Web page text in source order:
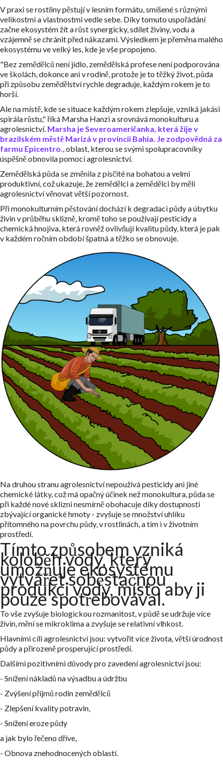
V praxi se rostliny pěstují v lesním formátu, smíšené s různými
velikostmi a vlastnostmi vedle sebe. Díky tomuto uspořádání
začne ekosystém žít a růst synergicky, sdílet živiny, vodu a
vzájemně se chránit před nákazami. Výsledkem je přeměna malého
ekosystému ve velký les, kde je vše propojeno.
"Bez zemědělců není jídlo, zemědělská profese není podporována
ve školách, dokonce ani v rodině, protože je to těžký život, půda
při způsobu zemědělství rychle degraduje, každým rokem je to
horší.
Ale na místě, kde se situace každým rokem zlepšuje, vzniká jakási
spirála růstu," říká Marsha Hanzi a srovnává monokulturu a
agrolesnictví. Marsha je Severoameričanka, která žije v
brazilském městě Marizá v provincii Bahia. Je zodpovědná za
farmu Epicentro., oblast, kterou se svými spolupracovníky
úspěšně obnovila pomocí agrolesnictví.
Zemědělská půda se změnila z písčité na bohatou a velmi
produktivní, což ukazuje, že zemědělci a zemědělci by měli
agrolesnictví věnovat větší pozornost.
Při monokulturním pěstování dochází k degradaci půdy a úbytku
živin v průběhu sklizně, kromě toho se používají pesticidy a
chemická hnojiva, která rovněž ovlivňují kvalitu půdy, která je pak
v každém ročním období špatná a těžko se obnovuje.
Na druhou stranu agrolesnictví nepoužívá pesticidy ani jiné
chemické látky, což má opačný účinek než monokultura, půda se
při každé nové sklizni nesmírně obohacuje díky dostupnosti
zbývající organické hmoty - zvyšuje se množství uhlíku
přítomného na povrchu půdy, v rostlinách, a tím i v životním
prostředí.
Tímto způsobem vzniká
koloběh vody, který
umožňuje ekosystému
vytvářet soběstačnou
produkci vody, místo aby ji
pouze spotřebovával.
To vše zvyšuje biologickou rozmanitost, v půdě se udržuje více
živin, mění se mikroklima a zvyšuje se relativní vlhkost.
Hlavními cíli agrolesnictví jsou: vytvořit více života, větší úrodnost
půdy a přirozeně prosperující prostředí.
Dalšími pozitivními důvody pro zavedení agrolesnictví jsou:
- Snížení nákladů na výsadbu a údržbu
- Zvýšení příjmů rodin zemědělců
- Zlepšení kvality potravin,
- Snížení eroze půdy
a jak bylo řečeno dříve,
- Obnova znehodnocených oblastí.